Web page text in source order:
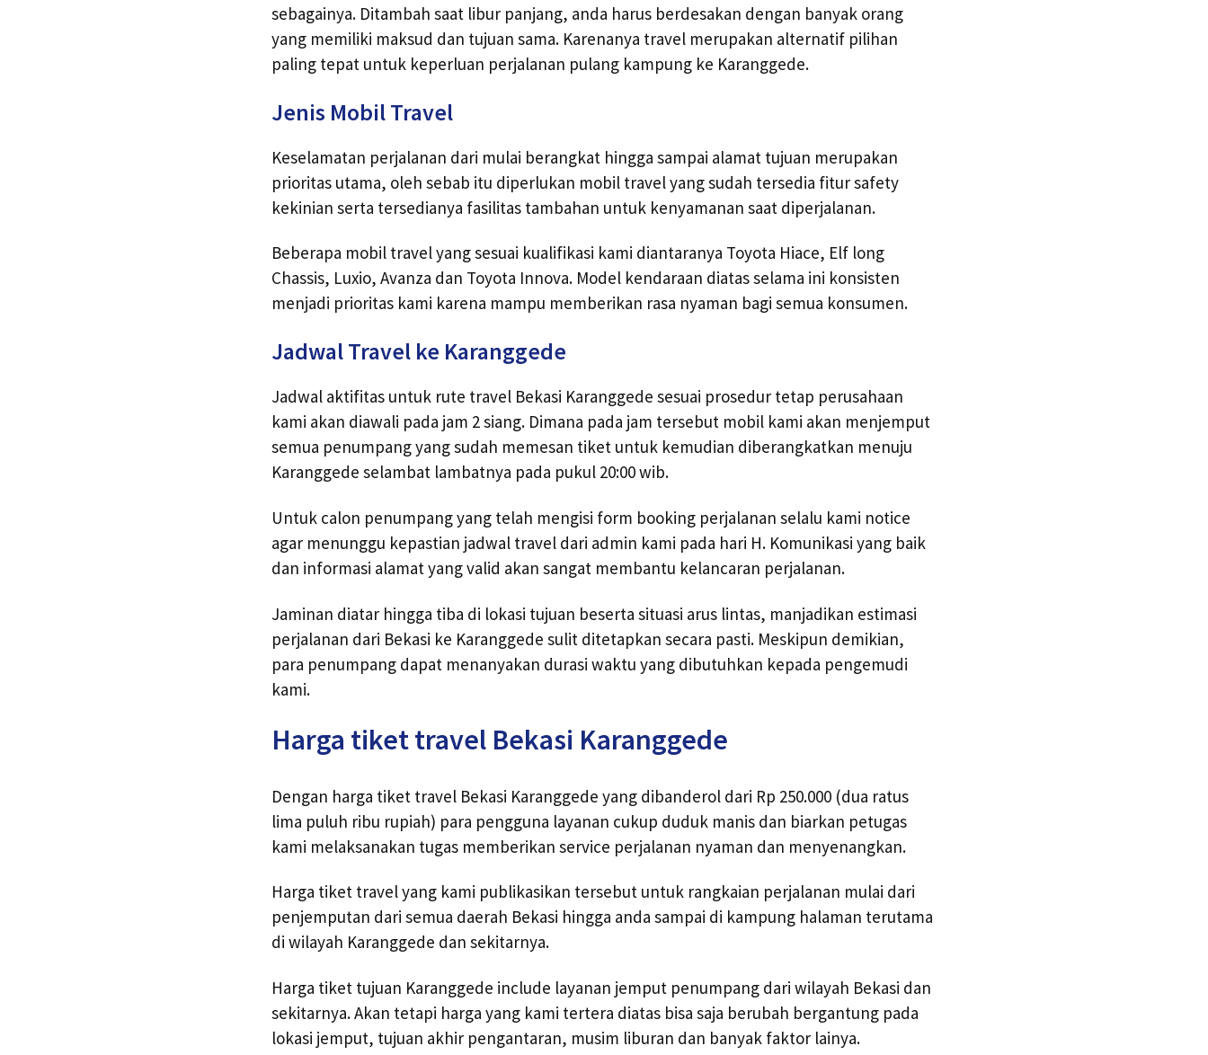
sebagainya. Ditambah saat libur panjang, anda harus berdesakan dengan banyak orang
yang memiliki maksud dan tujuan sama. Karenanya travel merupakan alternatif pilihan
paling tepat untuk keperluan perjalanan pulang kampung ke Karanggede.
Jenis Mobil Travel
Keselamatan perjalanan dari mulai berangkat hingga sampai alamat tujuan merupakan
prioritas utama, oleh sebab itu diperlukan mobil travel yang sudah tersedia fitur safety
kekinian serta tersedianya fasilitas tambahan untuk kenyamanan saat diperjalanan.
Beberapa mobil travel yang sesuai kualifikasi kami diantaranya Toyota Hiace, Elf long
Chassis, Luxio, Avanza dan Toyota Innova. Model kendaraan diatas selama ini konsisten
menjadi prioritas kami karena mampu memberikan rasa nyaman bagi semua konsumen.
Jadwal Travel ke Karanggede
Jadwal aktifitas untuk rute travel Bekasi Karanggede sesuai prosedur tetap perusahaan
kami akan diawali pada jam 2 siang. Dimana pada jam tersebut mobil kami akan menjemput
semua penumpang yang sudah memesan tiket untuk kemudian diberangkatkan menuju
Karanggede selambat lambatnya pada pukul 20:00 wib.
Untuk calon penumpang yang telah mengisi form booking perjalanan selalu kami notice
agar menunggu kepastian jadwal travel dari admin kami pada hari H. Komunikasi yang baik
dan informasi alamat yang valid akan sangat membantu kelancaran perjalanan.
Jaminan diatar hingga tiba di lokasi tujuan beserta situasi arus lintas, manjadikan estimasi
perjalanan dari Bekasi ke Karanggede sulit ditetapkan secara pasti. Meskipun demikian,
para penumpang dapat menanyakan durasi waktu yang dibutuhkan kepada pengemudi
kami.
Harga tiket travel Bekasi Karanggede
Dengan harga tiket travel Bekasi Karanggede yang dibanderol dari Rp 250.000 (dua ratus
lima puluh ribu rupiah) para pengguna layanan cukup duduk manis dan biarkan petugas
kami melaksanakan tugas memberikan service perjalanan nyaman dan menyenangkan.
Harga tiket travel yang kami publikasikan tersebut untuk rangkaian perjalanan mulai dari
penjemputan dari semua daerah Bekasi hingga anda sampai di kampung halaman terutama
di wilayah Karanggede dan sekitarnya.
Harga tiket tujuan Karanggede include layanan jemput penumpang dari wilayah Bekasi dan
sekitarnya. Akan tetapi harga yang kami tertera diatas bisa saja berubah bergantung pada
lokasi jemput, tujuan akhir pengantaran, musim liburan dan banyak faktor lainya.